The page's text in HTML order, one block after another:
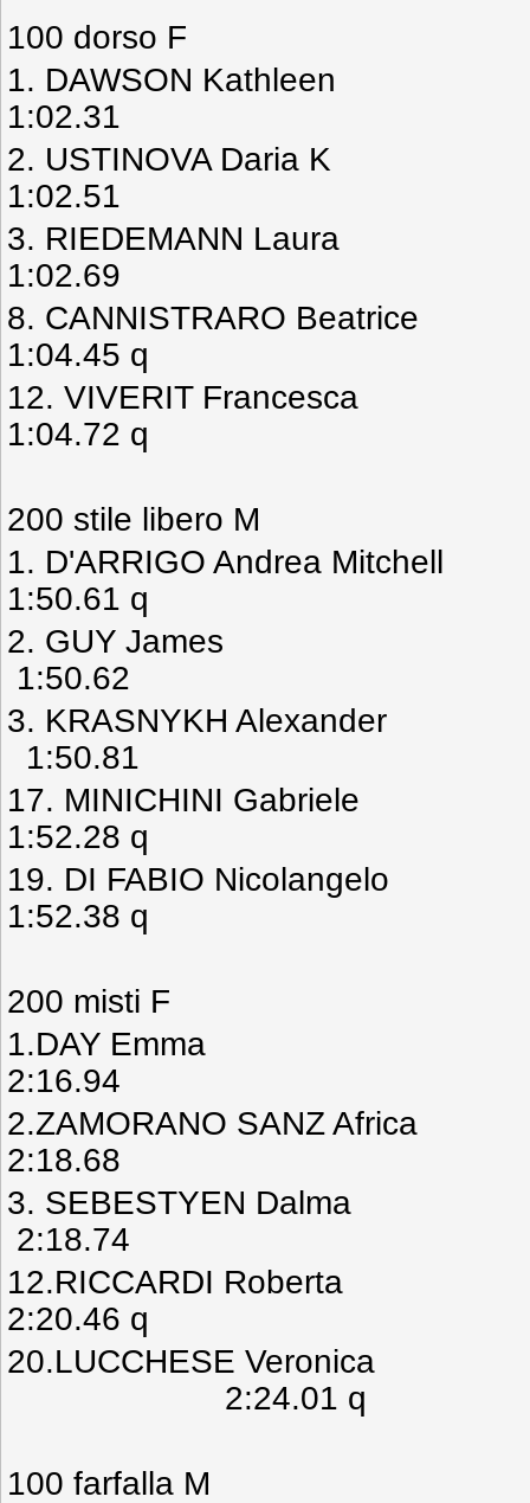
100 dorso F
1. DAWSON Kathleen
1:02.31
2. USTINOVA
1:02.51
3. RIEDEMANN
1:02.69
8. CANNISTRARO
1:04.45 q
12. VIVERIT
1:04.72 q
200 stile libero M
1. D'ARRIGO
1:50.61 q
2. GUY James
1:50.62
3. KRASNYKH
1:50.81
17. MINICHINI
1:52.28 q
19. DI FABIO
1:52.38 q
200 misti F
1.DAY Emma
2:16.94
2.ZAMORANO SANZ
2:18.68
3. SEBESTYEN
2:18.74
12.RICCARDI
2:20.46 q
20.LUCCHESE
2:24.01 q
100 farfalla M